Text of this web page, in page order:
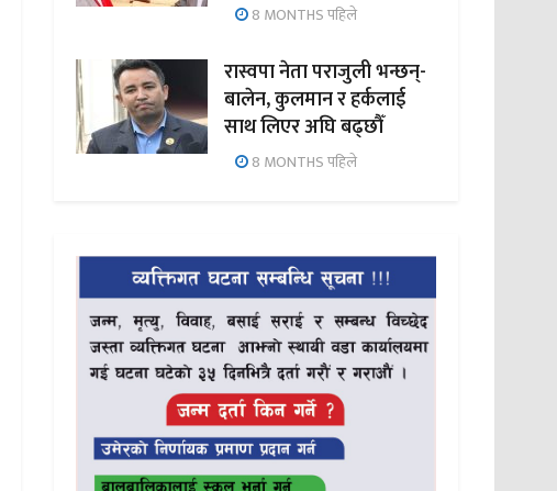
8 MONTHS पहिले
रास्वपा नेता पराजुली भन्छन्-
बालेन, कुलमान र हर्कलाई
साथ लिएर अघि बढ्छौँ
8 MONTHS पहिले